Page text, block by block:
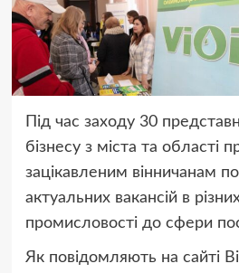
Під час заходу 30
бізнесу з міста та області
зацікавленим вінничанам
актуальних вакансій в
промисловості до сфери
Як повідомляють на сайті